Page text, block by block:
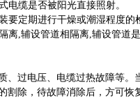
缆是否被阳光直接照射。
定期进行干燥或潮湿程度的
,辅设管道相隔离,辅设管道
过电压、电缆过热故障等。
除，待故障消除后，方可恢